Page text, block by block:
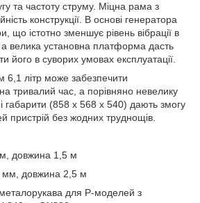
та частоту струму. Міцна рама з
конструкції. В основі генератора
що істотно зменшує рівень вібрації в
велика установна платформа дасть
його в суворих умовах експлуатації.
літр може забезпечити
тривалий час, а порівняно невелику
габарити (858 x 568 x 540) дають змогу
пристрій без жодних труднощів.
довжина 1,5 м
мм, довжина 2,5 м
для P-моделей з